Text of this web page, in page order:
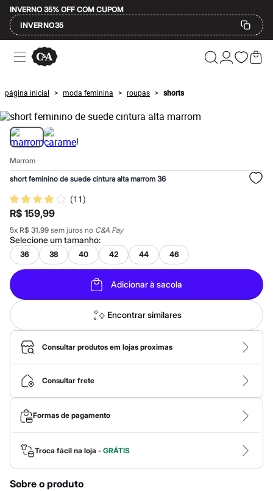
INVERNO 35% OFF COM CUPOM
INVERNO35
Ofertas
Compre por Departamento
Masculino
Infantil
Calçados
Mindse7
Plus Size
Até 20% off
Até 40% off
Até 60% off
A partir de 60% off
Em alta
Inverno
Alfaiataria
Novidades
Roupas
Blusas e Camisetas
Básicos
Calças
Casacos e Jaquetas
Jeans
Macacões
Saias
Shorts e Bermudas
Vestidos
Acessórios
Bolsas
Bonés e Chapéus
Bijoux
Cintos
Óculos
Relógios
Chinelos
Rasteirinhas
Sandálias
Sapatilhas
página inicial > moda feminina > roupas > shorts
Marrom
short feminino de suede cintura alta marrom 36
(11)
R$ 159,99
5x R$ 31,99 sem juros no C&A Pay
Selecione umtamanho:
36 38 40 42 44 46
Adicionar à sacola
Encontrar similares
Consultar produtos em lojas proximas
Consultar frete
Formas de pagamento
Troca fácil na loja - GRÁTIS
Sobre o produto